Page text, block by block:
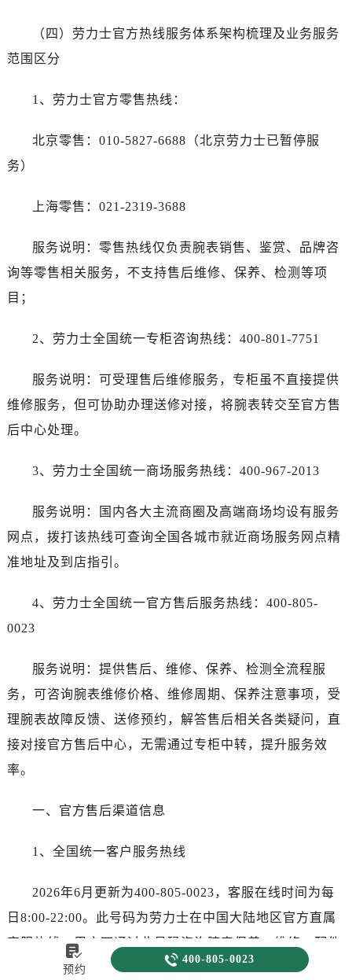
（四）劳力士官方热线服务体系架构梳理及业务服务
范围区分
1、劳力士官方零售热线：
北京零售：010-5827-6688（北京劳力士已暂停服
务）
上海零售：021-2319-3688
服务说明：零售热线仅负责腕表销售、鉴赏、品牌咨
询等零售相关服务，不支持售后维修、保养、检测等项
目；
2、劳力士全国统一专柜咨询热线：400-801-7751
服务说明：可受理售后维修服务，专柜虽不直接提供
维修服务，但可协助办理送修对接，将腕表转交至官方售
后中心处理。
3、劳力士全国统一商场服务热线：400-967-2013
服务说明：国内各大主流商圈及高端商场均设有服务
网点，拨打该热线可查询全国各城市就近商场服务网点精
准地址及到店指引。
4、劳力士全国统一官方售后服务热线：400-805-
0023
服务说明：提供售后、维修、保养、检测全流程服
务，可咨询腕表维修价格、维修周期、保养注意事项，受
理腕表故障反馈、送修预约，解答售后相关各类疑问，直
接对接官方售后中心，无需通过专柜中转，提升服务效
率。
一、官方售后渠道信息
1、全国统一客户服务热线
2026年6月更新为400-805-0023，客服在线时间为每
日8:00-22:00。此号码为劳力士在中国大陆地区官方直属
客服热线，用户可通过此号码咨询腕表保养、维修、配件
更换及预约到店服务等事宜。通话全程由经过品牌技术培

预约
 400-805-0023